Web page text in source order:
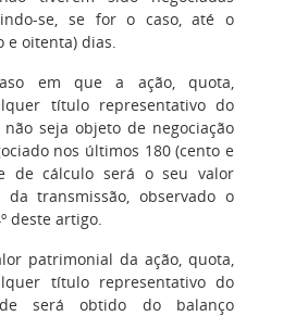
se, se for o caso, até o
e oitenta) dias.
em que a ação, quota,
título representativo do
seja objeto de negociação
nos últimos 180 (cento e
de cálculo será o seu valor
transmissão, observado o
deste artigo.
da ação, quota,
título representativo do
será obtido do balanço